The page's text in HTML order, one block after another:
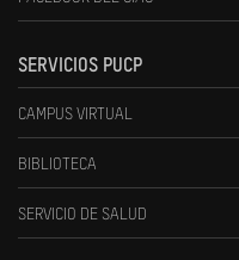
SERVICIOS PUCP
CAMPUS VIRTUAL
BIBLIOTECA
SERVICIO DE SALUD